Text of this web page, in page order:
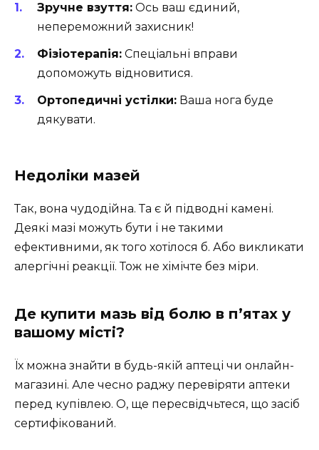
Зручне взуття: Ось ваш єдиний,
непереможний захисник!
Фізіотерапія: Спеціальні вправи
допоможуть відновитися.
Ортопедичні устілки: Ваша нога буде
дякувати.
Недоліки мазей
Так, вона чудодійна. Та є й підводні камені.
Деякі мазі можуть бути і не такими
ефективними, як того хотілося б. Або викликати
алергічні реакції. Тож не хімічте без міри.
Де купити мазь від болю в п’ятах у
вашому місті?
Їх можна знайти в будь-якій аптеці чи онлайн-
магазині. Але чесно раджу перевіряти аптеки
перед купівлею. О, ще пересвідчьтеся, що засіб
сертифікований.